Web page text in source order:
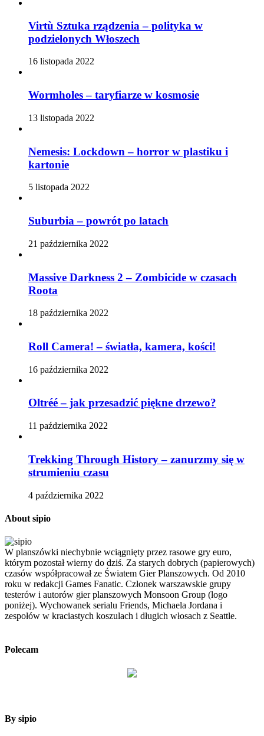
Virtù Sztuka rządzenia – polityka w
podzielonych Włoszech
16 listopada 2022
Wormholes – taryfiarze w kosmosie
13 listopada 2022
Nemesis: Lockdown – horror w plastiku i
kartonie
5 listopada 2022
Suburbia – powrót po latach
21 października 2022
Massive Darkness 2 – Zombicide w czasach
Roota
18 października 2022
Roll Camera! – światła, kamera, kości!
16 października 2022
Oltréé – jak przesadzić piękne drzewo?
11 października 2022
Trekking Through History – zanurzmy się w
strumieniu czasu
4 października 2022
About sipio
W planszówki niechybnie wciągnięty przez rasowe gry euro,
którym pozostał wierny do dziś. Za starych dobrych (papierowych)
czasów współpracował ze Światem Gier Planszowych. Od 2010
roku w redakcji Games Fanatic. Członek warszawskie grupy
testerów i autorów gier planszowych Monsoon Group (logo
poniżej). Wychowanek serialu Friends, Michaela Jordana i
zespołów w kraciastych koszulach i długich włosach z Seattle.
Polecam
By sipio